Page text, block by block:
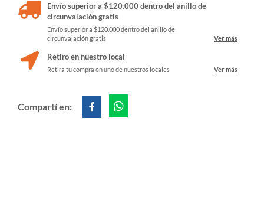
Envío superior a $120.000 dentro del anillo de
circunvalación gratis
Envío superior a $120.000 dentro del anillo de
circunvalación gratis
Ver más
Retiro en nuestro local
Retira tu compra en uno de nuestros locales Ver más
Compartí en: